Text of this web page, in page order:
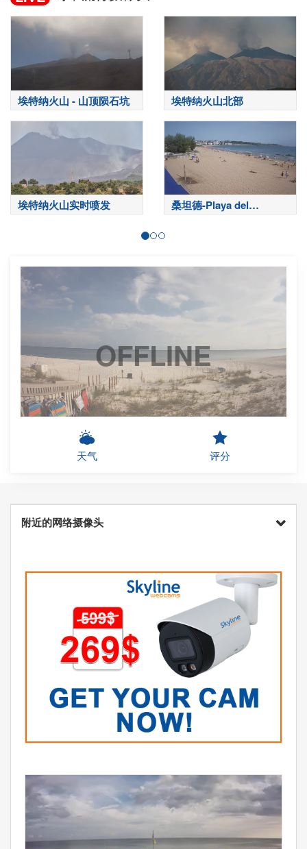
埃特纳火山 - 山顶陨石坑 埃特纳火山北部
埃特纳火山实时喷发
桑坦德-Playa del
Sardinero
OFFLINE
天气 评分
附近的网络摄像头